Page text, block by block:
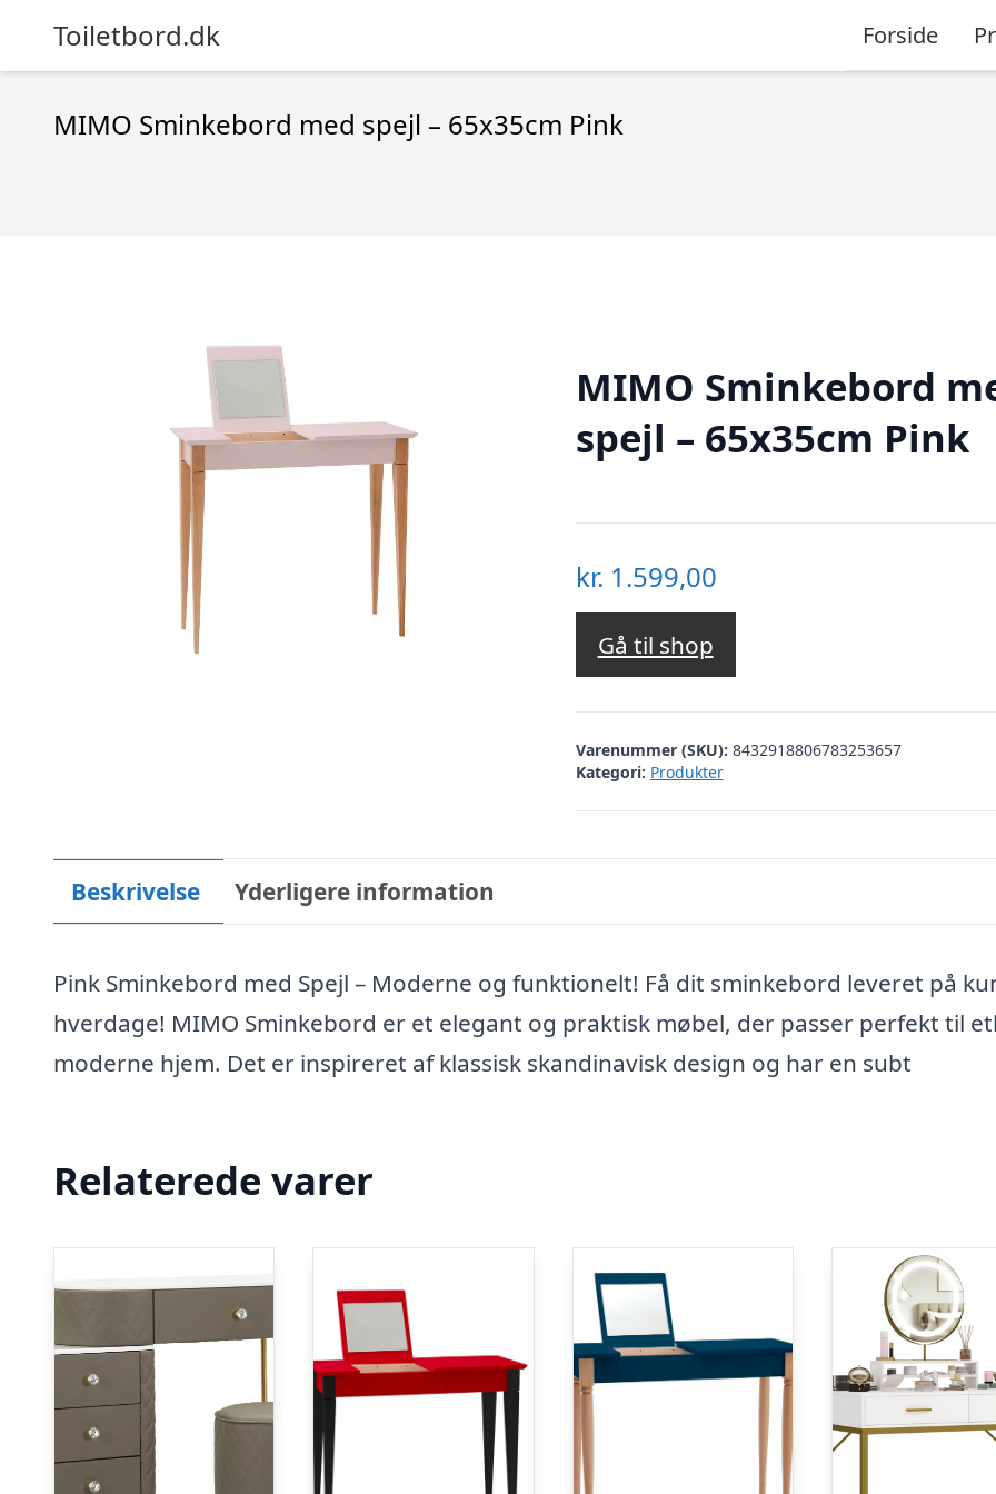
Toiletbord.dk Forside
MIMO Sminkebord med spejl – 65x35cm Pink
MIMO Sminkebord
spejl – 65x35cm Pink
kr. 1.599,00
Gå til shop
Varenummer (SKU): 8432918806783253657
Kategori: Produkter
Beskrivelse Yderligere information
Pink Sminkebord med Spejl – Moderne og funktionelt! Få dit sminkebord leveret på
hverdage! MIMO Sminkebord er et elegant og praktisk møbel, der passer perfekt til
moderne hjem. Det er inspireret af klassisk skandinavisk design og har en subt
Relaterede varer